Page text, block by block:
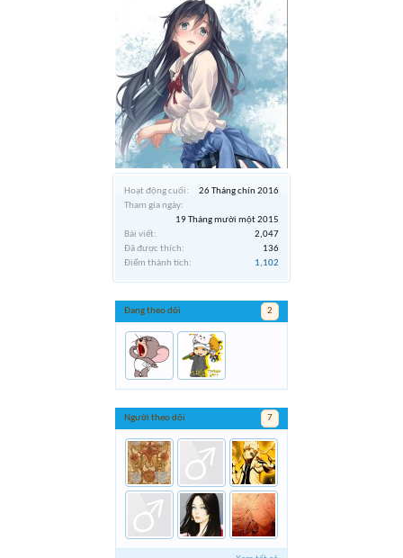
Hoạt động cuối:
26 Tháng chín 2016
Tham gia ngày:
19 Tháng mười một 2015
Bài viết:
2,047
Đã được thích:
136
Điểm thành tích:
1,102
Đang theo dõi 2
Người theo dõi 7